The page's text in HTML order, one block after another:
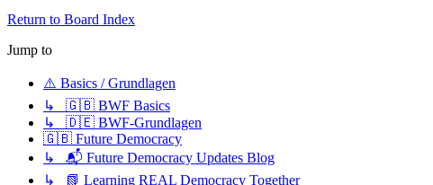
Return to Board Index
Jump to
⚠️ Basics / Grundlagen
↳ 🇬🇧 BWF Basics
↳ 🇩🇪 BWF-Grundlagen
🇬🇧 Future Democracy
↳ 📬 Future Democracy Updates Blog
↳ 📗 Learning REAL Democracy Together